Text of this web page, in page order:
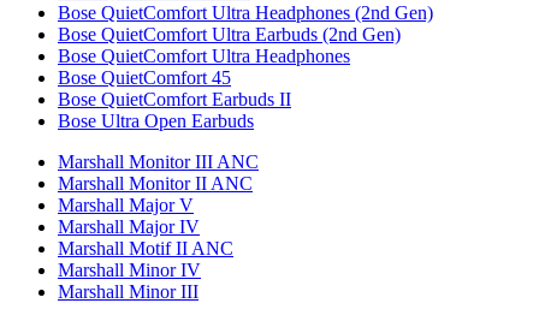
Bose QuietComfort Ultra Headphones (2nd Gen)
Bose QuietComfort Ultra Earbuds (2nd Gen)
Bose QuietComfort Ultra Headphones
Bose QuietComfort 45
Bose QuietComfort Earbuds II
Bose Ultra Open Earbuds
Marshall Monitor III ANC
Marshall Monitor II ANC
Marshall Major V
Marshall Major IV
Marshall Motif II ANC
Marshall Minor IV
Marshall Minor III